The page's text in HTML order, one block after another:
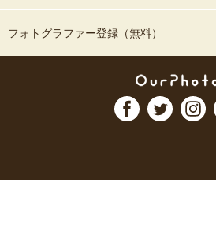
フォトグラファー登録（無料）